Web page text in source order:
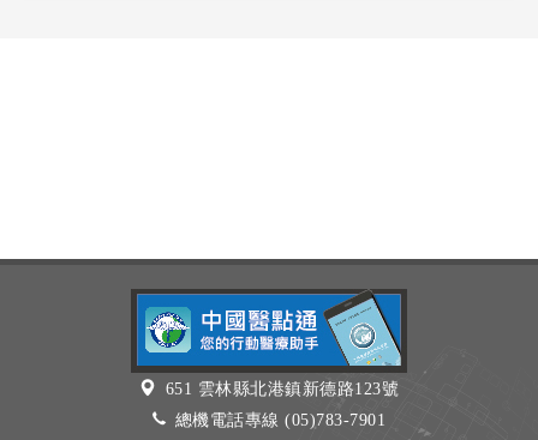
651 雲林縣北港鎮新德路123號
總機電話專線 (05)783-7901